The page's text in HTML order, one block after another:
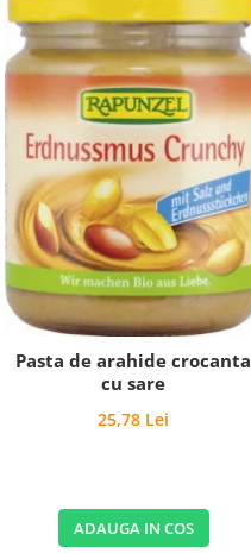
Pasta de arahide crocanta
cu sare
25,78 Lei
ADAUGA IN COS